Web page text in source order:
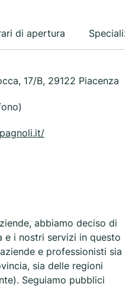
di apertura
17/B, 29122 Piacenza
abbiamo deciso di
e i nostri servizi in questo
e professionisti sia
sia delle regioni
Seguiamo pubblici